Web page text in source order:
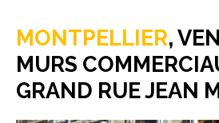
MONTPELLIER,
MURS
GRAND RUE JEAN